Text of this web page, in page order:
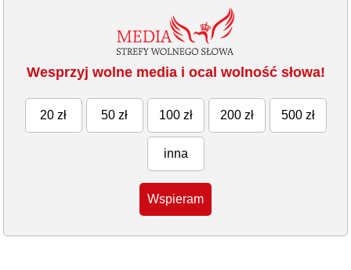
Wesprzyj wolne media i ocal wolność słowa!
20 zł 50 zł 100 zł 200 zł 500 zł
inna
Wspieram